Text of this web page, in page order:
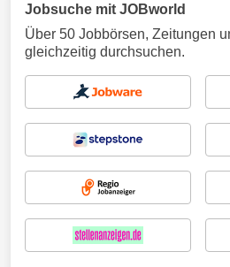
Jobsuche mit JOBworld
Über 50 Jobbörsen, Zeitungen
gleichzeitig durchsuchen.